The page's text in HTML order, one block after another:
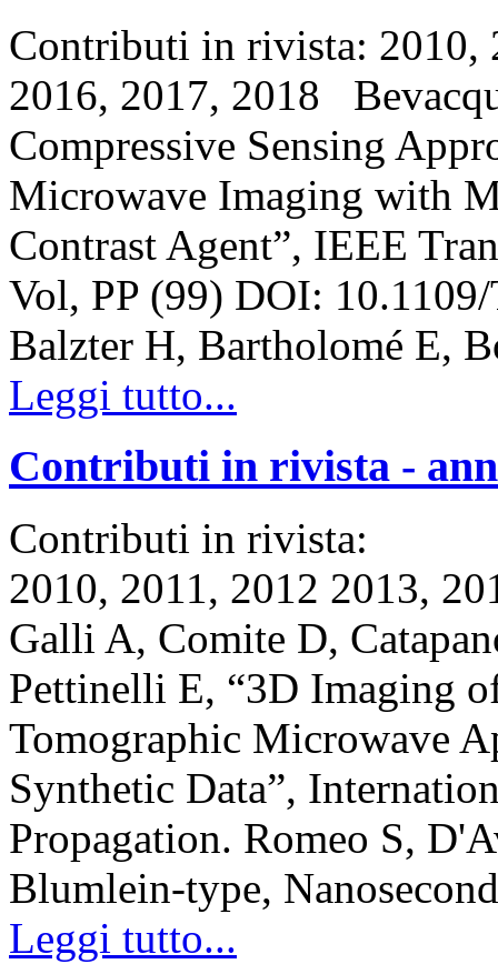
Contributi in rivista: 2010,
2016, 2017, 2018
Compressive Sensing
Microwave Imaging with
Contrast Agent”, IEEE
Vol, PP (99) DOI:
Balzter H, Bartholomé E,
Leggi tutto...
Contributi in rivista -
Contributi in rivista:
2010, 2011, 2012 2013,
Galli A, Comite D,
Pettinelli E, “3D Imaging
Tomographic Microwave
Synthetic Data”,
Propagation. Romeo S,
Blumlein-type,
Leggi tutto...